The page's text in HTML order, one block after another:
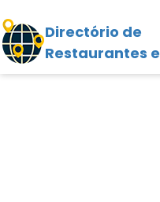
Directório de
Restaurantes